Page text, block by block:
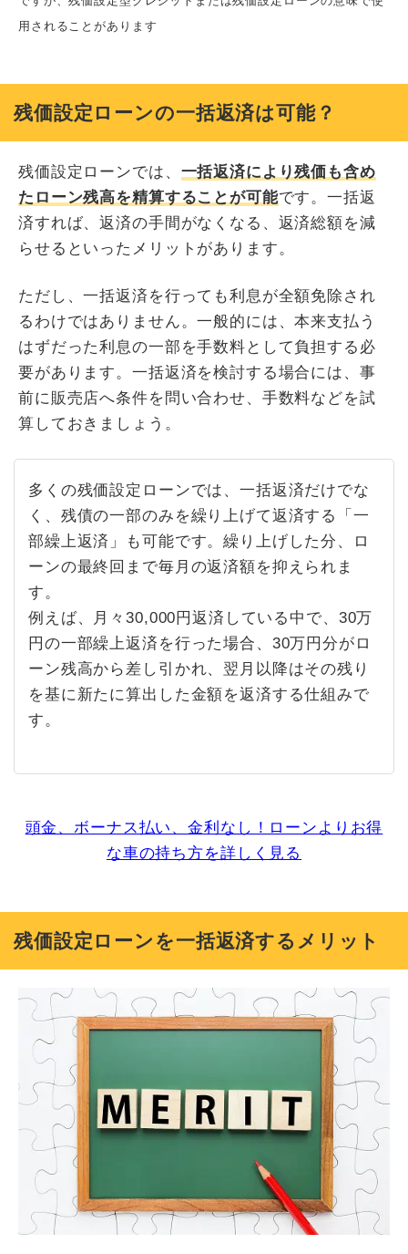
用されることがあります
残価設定ローンの一括返済は可能？
残価設定ローンでは、 一括返済により残価も含め
たローン残高を精算することが可能です。一括返
済すれば、返済の手間がなくなる、返済総額を減
らせるといったメリットがあります。
ただし、一括返済を行っても利息が全額免除され
るわけではありません。一般的には、本来支払う
はずだった利息の一部を手数料として負担する必
要があります。一括返済を検討する場合には、事
前に販売店へ条件を問い合わせ、手数料などを試
算しておきましょう。
多くの残価設定ローンでは、一括返済だけでな
く、残債の一部のみを繰り上げて返済する「一
部繰上返済」も可能です。繰り上げした分、ロ
ーンの最終回まで毎月の返済額を抑えられま
す。
例えば、月々30,000円返済している中で、30万
円の一部繰上返済を行った場合、30万円分がロ
ーン残高から差し引かれ、翌月以降はその残り
を基に新たに算出した金額を返済する仕組みで
す。
頭金、ボーナス払い、金利なし！ローンよりお得
な車の持ち方を詳しく見る
残価設定ローンを一括返済するメリット